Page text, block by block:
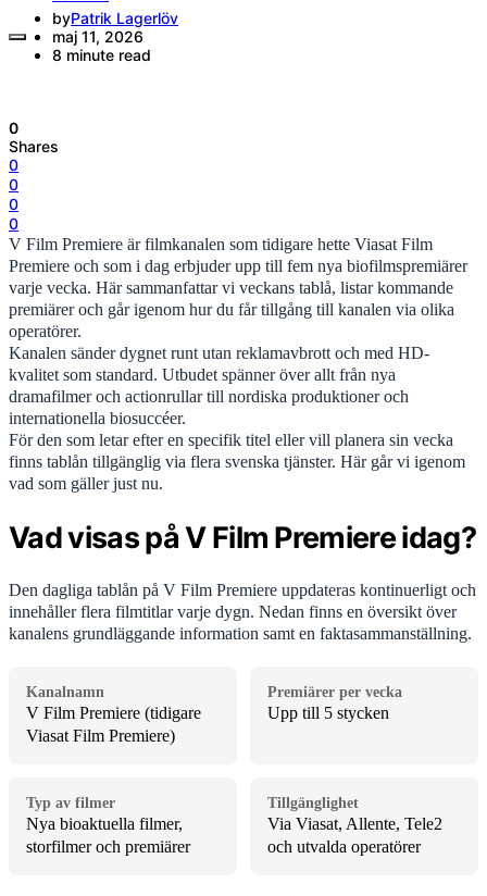
byPatrik Lagerlöv
maj 11, 2026
8 minute read
0
Shares
0
0
0
0
V Film Premiere är filmkanalen som tidigare hette Viasat Film
Premiere och som i dag erbjuder upp till fem nya biofilmspremiärer
varje vecka. Här sammanfattar vi veckans tablå, listar kommande
premiärer och går igenom hur du får tillgång till kanalen via olika
operatörer.
Kanalen sänder dygnet runt utan reklamavbrott och med HD-
kvalitet som standard. Utbudet spänner över allt från nya
dramafilmer och actionrullar till nordiska produktioner och
internationella biosuccéer.
För den som letar efter en specifik titel eller vill planera sin vecka
finns tablån tillgänglig via flera svenska tjänster. Här går vi igenom
vad som gäller just nu.
Vad visas på V Film Premiere idag?
Den dagliga tablån på V Film Premiere uppdateras kontinuerligt och
innehåller flera filmtitlar varje dygn. Nedan finns en översikt över
kanalens grundläggande information samt en faktasammanställning.
Kanalnamn
V Film Premiere (tidigare
Viasat Film Premiere)
Premiärer per vecka
Upp till 5 stycken
Typ av filmer
Nya bioaktuella filmer,
storfilmer och premiärer
Tillgänglighet
Via Viasat, Allente, Tele2
och utvalda operatörer